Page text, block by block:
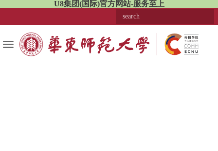
U8集团(国际)官方网站-服务至上